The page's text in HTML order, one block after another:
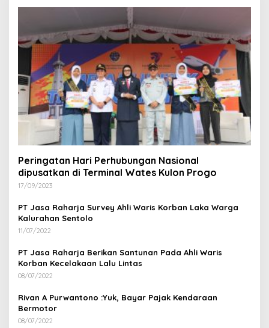
Peringatan Hari Perhubungan Nasional
dipusatkan di Terminal Wates Kulon Progo
17/09/2023
PT Jasa Raharja Survey Ahli Waris Korban Laka Warga
Kalurahan Sentolo
11/07/2022
PT Jasa Raharja Berikan Santunan Pada Ahli Waris
Korban Kecelakaan Lalu Lintas
08/07/2022
Rivan A Purwantono :Yuk, Bayar Pajak Kendaraan
Bermotor
08/07/2022